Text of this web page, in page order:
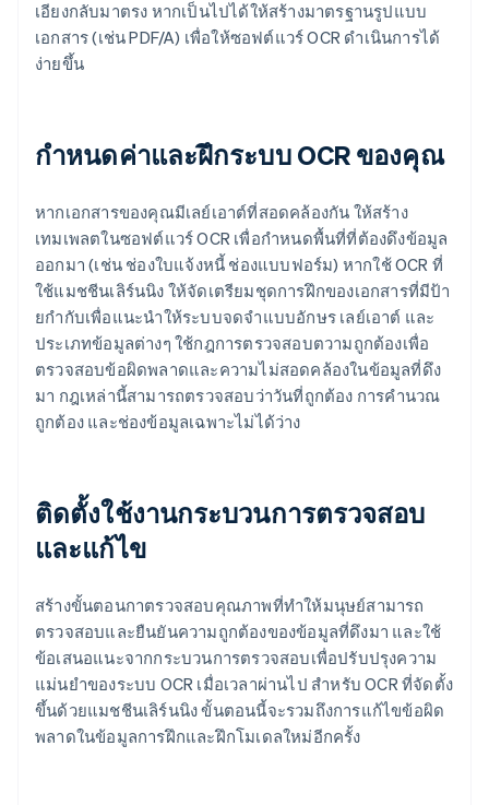
เอียงกลับมาตรง หากเป็นไปได้ให้สร้างมาตรฐานรูปแบบ
เอกสาร (เช่น PDF/A) เพื่อให้ซอฟต์แวร์ OCR ดําเนินการได้
ง่ายขึ้น
กําหนดค่าและฝึกระบบ OCR ของคุณ
หากเอกสารของคุณมีเลย์เอาต์ที่สอดคล้องกัน ให้สร้าง
เทมเพลตในซอฟต์แวร์ OCR เพื่อกําหนดพื้นที่ที่ต้องดึงข้อมูล
ออกมา (เช่น ช่องใบแจ้งหนี้ ช่องแบบฟอร์ม) หากใช้ OCR ที่
ใช้แมชชีนเลิร์นนิง ให้จัดเตรียมชุดการฝึกของเอกสารที่มีป้า
ยกํากับเพื่อแนะนําให้ระบบจดจําแบบอักษร เลย์เอาต์ และ
ประเภทข้อมูลต่างๆ ใช้กฎการตรวจสอบตวามถูกต้องเพื่อ
ตรวจสอบข้อผิดพลาดและความไม่สอดคล้องในข้อมูลที่ดึง
มา กฎเหล่านี้สามารถตรวจสอบว่าวันที่ถูกต้อง การคํานวณ
ถูกต้อง และช่องข้อมูลเฉพาะไม่ได้ว่าง
ติดตั้งใช้งานกระบวนการตรวจสอบ
และแก้ไข
สร้างขั้นตอนกาตรวจสอบคุณภาพที่ทําให้มนุษย์สามารถ
ตรวจสอบและยืนยันความถูกต้องของข้อมูลที่ดึงมา และใช้
ข้อเสนอแนะจากกระบวนการตรวจสอบเพื่อปรับปรุงความ
แม่นยําของระบบ OCR เมื่อเวลาผ่านไป สําหรับ OCR ที่จัดตั้ง
ขึ้นด้วยแมชชีนเลิร์นนิง ขั้นตอนนี้จะรวมถึงการแก้ไขข้อผิด
พลาดในข้อมูลการฝึกและฝึกโมเดลใหม่อีกครั้ง